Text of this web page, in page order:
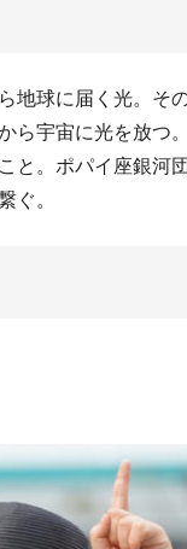
地球に届く光。そ
ら宇宙に光を放つ
と。ポパイ座銀河
ぐ。